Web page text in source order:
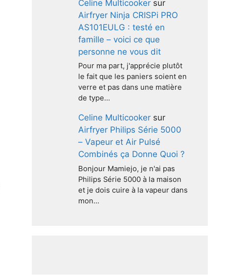
Celine Multicooker sur
Airfryer Ninja CRISPi PRO
AS101EULG : testé en
famille – voici ce que
personne ne vous dit
Pour ma part, j'apprécie plutôt
le fait que les paniers soient en
verre et pas dans une matière
de type…
Celine Multicooker sur
Airfryer Philips Série 5000
– Vapeur et Air Pulsé
Combinés ça Donne Quoi ?
Bonjour Mamiejo, je n'ai pas
Philips Série 5000 à la maison
et je dois cuire à la vapeur dans
mon…